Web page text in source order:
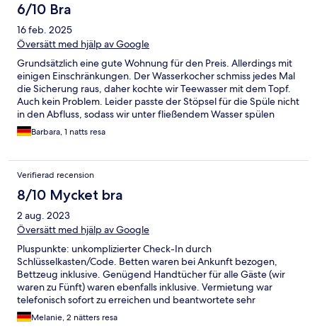
6/10 Bra
16 feb. 2025
Översätt med hjälp av Google
Grundsätzlich eine gute Wohnung für den Preis. Allerdings mit
einigen Einschränkungen. Der Wasserkocher schmiss jedes Mal
die Sicherung raus, daher kochte wir Teewasser mit dem Topf.
Auch kein Problem. Leider passte der Stöpsel für die Spüle nicht
in den Abfluss, sodass wir unter fließendem Wasser spülen
mussten, ds wir für 4 Teller nicht die vorhandene Spülmaschine
nutzen wollten. Ansonsten war es eine nette Altbauwohnung
schlafen ok.
Barbara, 1 natts resa
Verifierad recension
8/10 Mycket bra
2 aug. 2023
Översätt med hjälp av Google
Pluspunkte: unkomplizierter Check-In durch
Schlüsselkasten/Code. Betten waren bei Ankunft bezogen,
Bettzeug inklusive. Genügend Handtücher für alle Gäste (wir
waren zu Fünft) waren ebenfalls inklusive. Vermietung war
telefonisch sofort zu erreichen und beantwortete sehr
freundlich alle Fragen. Kleine Küche, mit allen notwendigen
Dingen ausgestattet (zwei Kochplatten, Kaffeemaschine,
Melanie, 2 nätters resa